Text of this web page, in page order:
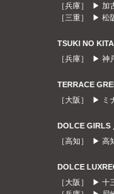
［兵庫］ ▶ 加
［三重］ ▶ 松
TSUKI NO
［兵庫］ ▶ 神
TERRACE
［大阪］ ▶
ミ
DOLCE GIRLS
［高知］ ▶ 高
DOLCE
［大阪］ ▶ 十